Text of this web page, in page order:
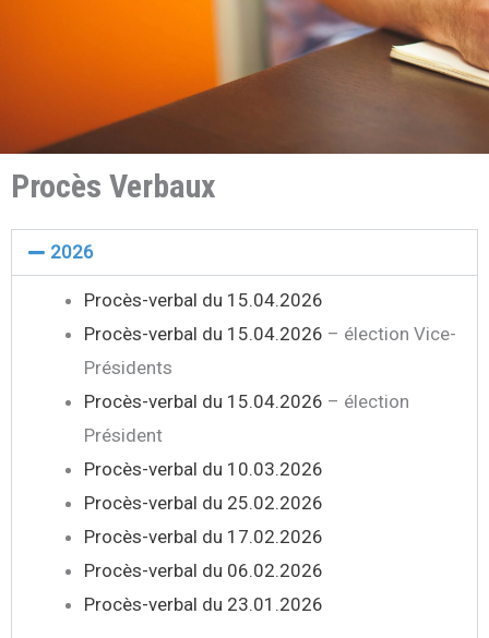
Procès Verbaux
2026
Procès-verbal du 15.04.2026
Procès-verbal du 15.04.2026 – élection Vice-
Présidents
Procès-verbal du 15.04.2026 – élection
Président
Procès-verbal du 10.03.2026
Procès-verbal du 25.02.2026
Procès-verbal du 17.02.2026
Procès-verbal du 06.02.2026
Procès-verbal du 23.01.2026